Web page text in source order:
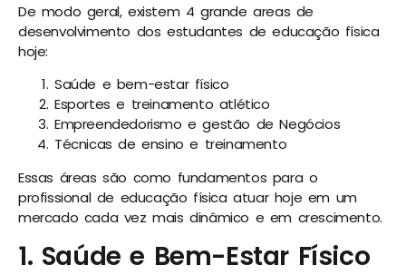
De modo geral, existem 4 grande areas de
desenvolvimento dos estudantes de educação física
hoje:
Saúde e bem-estar físico
Esportes e treinamento atlético
Empreendedorismo e gestão de Negócios
Técnicas de ensino e treinamento
Essas áreas são como fundamentos para o
profissional de educação física atuar hoje em um
mercado cada vez mais dinâmico e em crescimento.
1. Saúde e Bem-Estar Físico